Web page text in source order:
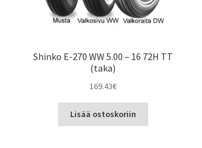
Shinko E-270 WW 5.00 – 16 72H TT
(taka)
169.43€
Lisää ostoskoriin